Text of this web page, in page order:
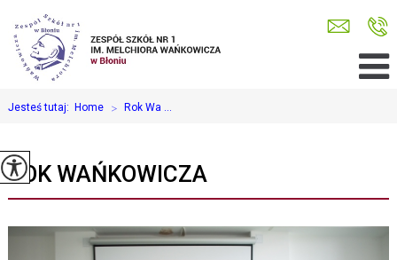
Jesteś tutaj: Home > Rok Wa ...
ROK WAŃKOWICZA